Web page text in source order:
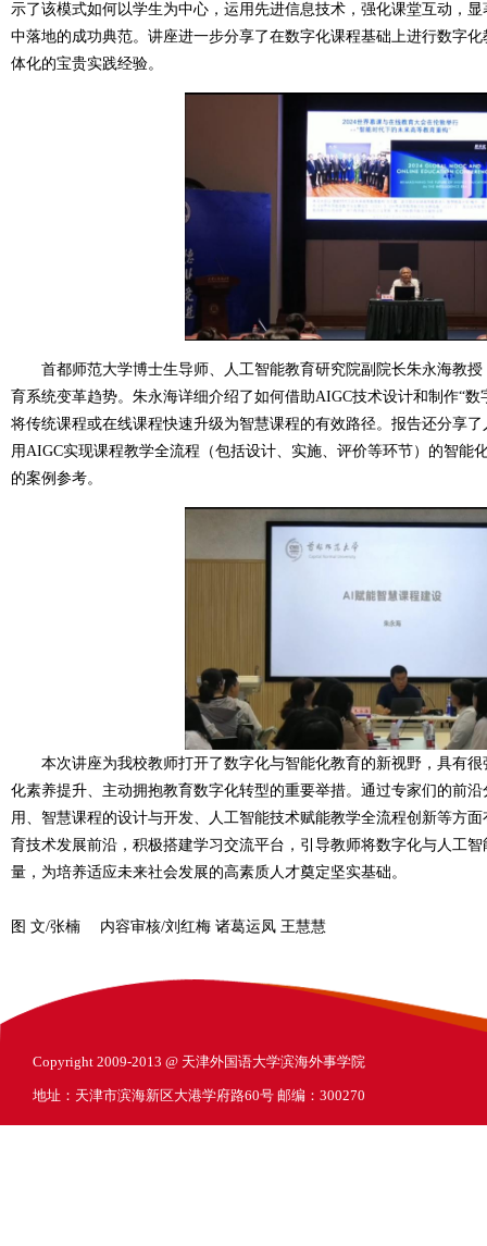
示了该模式如何以学生为中心，运用先进信息技术，强化课堂互动，
中落地的成功典范。讲座进一步分享了在数字化课程基础上进行数字
体化的宝贵实践经验。
首都师范大学博士生导师、人工智能教育研究院副院长朱永海教授
育系统变革趋势。朱永海详细介绍了如何借助AIGC技术设计和制作“
将传统课程或在线课程快速升级为智慧课程的有效路径。报告还分享
用AIGC实现课程教学全流程（包括设计、实施、评价等环节）的智能
的案例参考。
本次讲座为我校教师打开了数字化与智能化教育的新视野，具有很
化素养提升、主动拥抱教育数字化转型的重要举措。通过专家们的前
用、智慧课程的设计与开发、人工智能技术赋能教学全流程创新等方
育技术发展前沿，积极搭建学习交流平台，引导教师将数字化与人工
量，为培养适应未来社会发展的高素质人才奠定坚实基础。
图 文/张楠 内容审核/刘红梅 诸葛运凤 王慧慧
Copyright 2009-2013 @ 天津外国语大学滨海外事学院
地址：天津市滨海新区大港学府路60号 邮编：300270